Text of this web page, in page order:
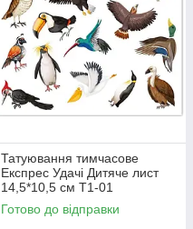
Татуювання тимчасове
Експрес Удачі Дитяче лист
14,5*10,5 см Т1-01
Готово до відправки